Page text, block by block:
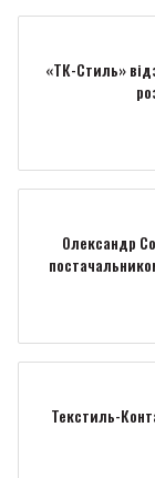
«ТК-Стиль»
Олександр
Текстиль-